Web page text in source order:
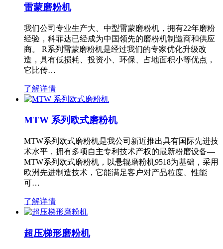
雷蒙磨粉机
我们公司专业生产大、中型雷蒙磨粉机，拥有22年磨粉
经验，科菲达已经成为中国领先的磨粉机制造商和供应
商。 R系列雷蒙磨粉机是经过我们的专家优化升级改
造，具有低损耗、投资小、环保、占地面积小等优点，
它比传…
了解详情
MTW 系列欧式磨粉机
MTW系列欧式磨粉机是我公司新近推出具有国际先进技
术水平，拥有多项自主专利技术产权的最新粉磨设备—
MTW系列欧式磨粉机，以悬辊磨粉机9518为基础，采用
欧洲先进制造技术，它能满足客户对产品粒度、性能
可…
了解详情
超压梯形磨粉机